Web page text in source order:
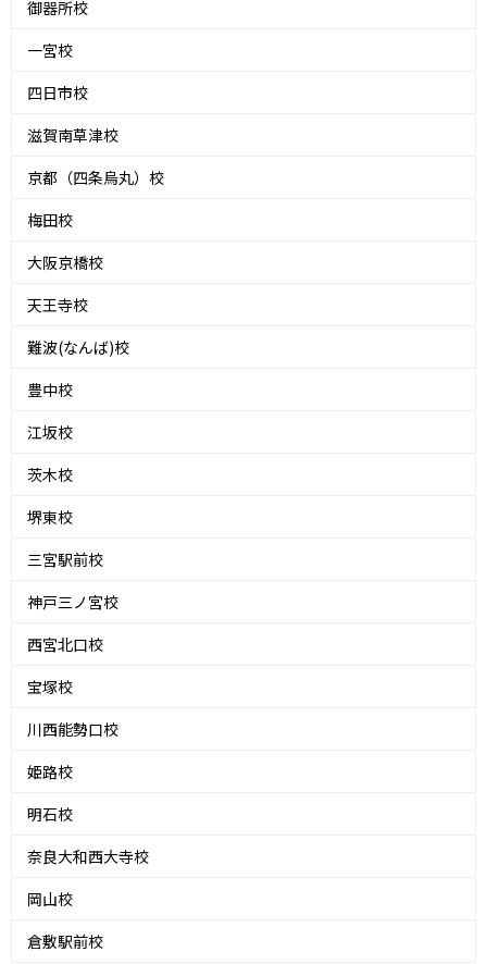
御器所校
一宮校
四日市校
滋賀南草津校
京都（四条烏丸）校
梅田校
大阪京橋校
天王寺校
難波(なんば)校
豊中校
江坂校
茨木校
堺東校
三宮駅前校
神戸三ノ宮校
西宮北口校
宝塚校
川西能勢口校
姫路校
明石校
奈良大和西大寺校
岡山校
倉敷駅前校